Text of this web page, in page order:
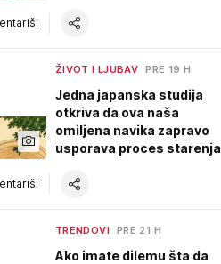
ŽIVOT I LJUBAV PRE 19 H
Jedna japanska studija
otkriva da ova naša
omiljena navika zapravo
usporava proces starenja
TRENDOVI PRE 21 H
Ako imate dilemu šta da